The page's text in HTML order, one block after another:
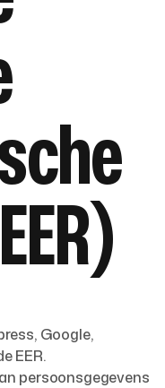
Google,
EER.
persoonsgegevens